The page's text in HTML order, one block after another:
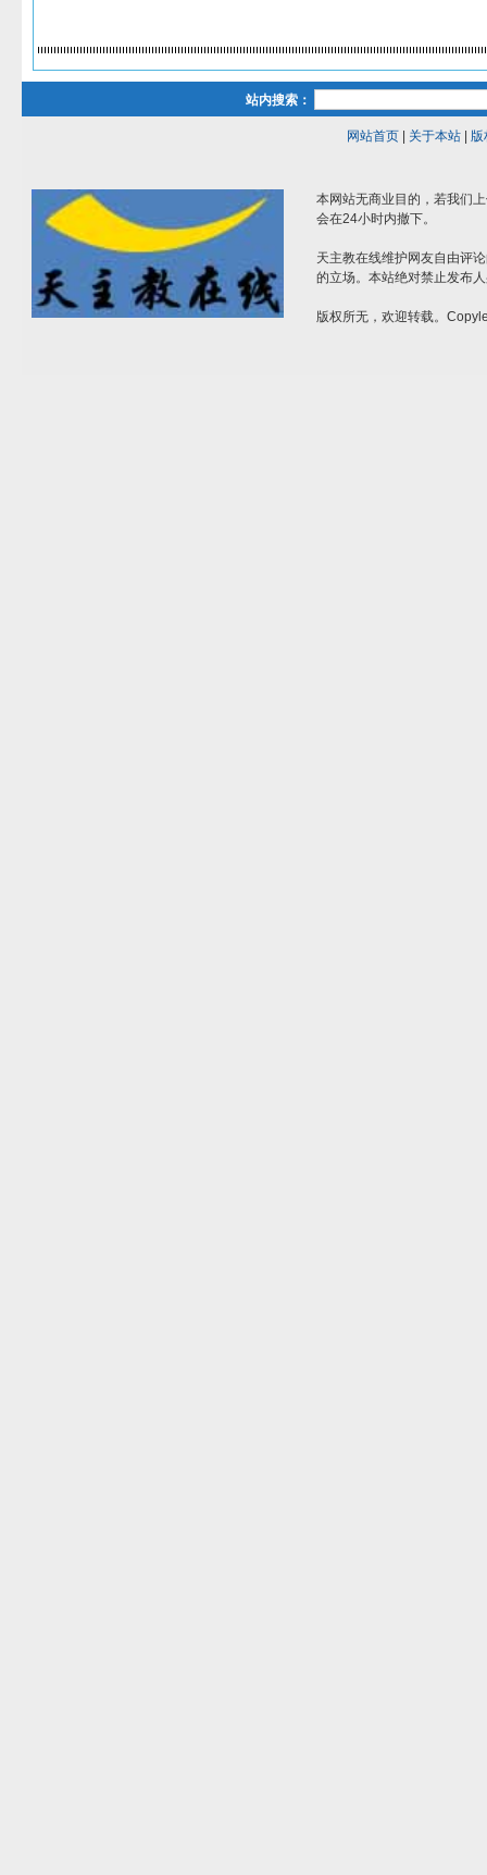
站内搜索：
网站首页| 关于本站| 版
本网站无商业目的，若我们
会在24小时内撤下。
天主教在线维护网友自由评
的立场。本站绝对禁止发布
版权所无，欢迎转载。